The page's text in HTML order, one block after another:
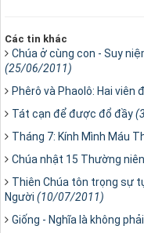
Các tin khác
Chúa ở cùng con - Suy
(25/06/2011)
Phêrô và Phaolô: Hai viên
Tát cạn để được đổ đầy
Tháng 7: Kính Mình Máu
Chúa nhật 15 Thường
Thiên Chúa tôn trọng sự
Người (10/07/2011)
Giống - Nghĩa là không phải